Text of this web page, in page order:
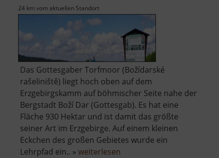
24 km vom aktuellen Standort
Das Gottesgaber Torfmoor (Božídarské
rašeliniště) liegt hoch oben auf dem
Erzgebirgskamm auf böhmischer Seite nahe der
Bergstadt Boží Dar (Gottesgab). Es hat eine
Fläche 930 Hektar und ist damit das größte
seiner Art im Erzgebirge. Auf einem kleinen
Eckchen des großen Gebietes wurde ein
Lehrpfad ein.. » weiterlesen